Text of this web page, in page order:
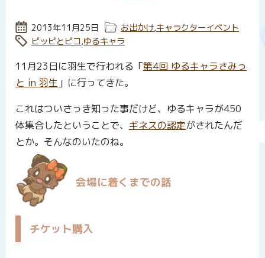
投稿日:
2013年11月25日 カテゴリー:
お出かけ,キャラクターイベント
タグ:
ピッピとピコ,ゆるキャラ
11月23日に羽生で行われる「第4回 ゆるキャラさみっ
と in 羽生 」に行ってきた。
これはついさっき知った事だけど、ゆるキャラが450
体集合したということで、 ギネスの認定がされたんだ
とか。そんなのいたのね。
会場に着くまでの話
チケット購入